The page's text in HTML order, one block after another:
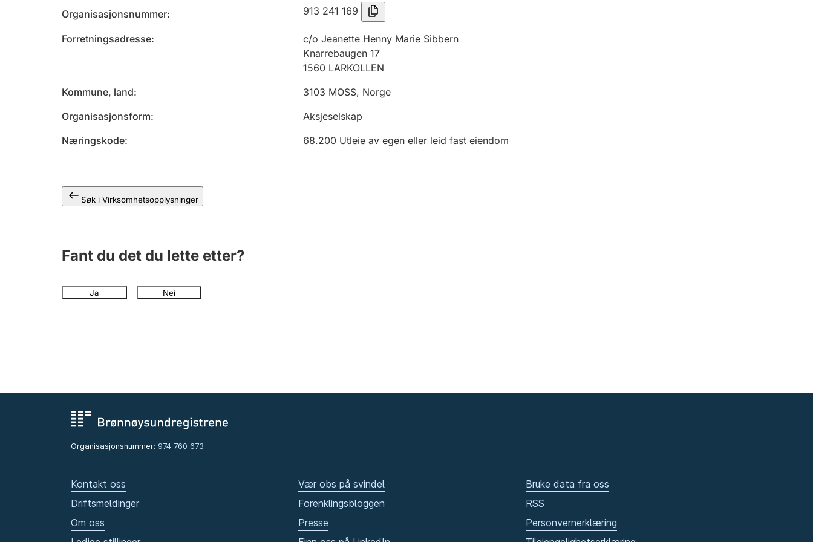
Organisasjonsnummer 913 241 169
Forretningsadresse
c/o Jeanette Henny Marie Sibbern
Knarrebaugen 17
1560 LARKOLLEN
Kommune, land
3103 MOSS, Norge
Organisasjonsform
Aksjeselskap
Næringskode
68.200 Utleie av egen eller leid fast eiendom
Søk i Virksomhetsopplysninger
Fant du det du lette etter?
Ja Nei
Organisasjonsnummer: 974 760 673
Kontakt oss
Driftsmeldinger
Om oss
Vær obs på svindel
Forenklingsbloggen
Presse
Bruke data fra oss
RSS
Personvernerklæring